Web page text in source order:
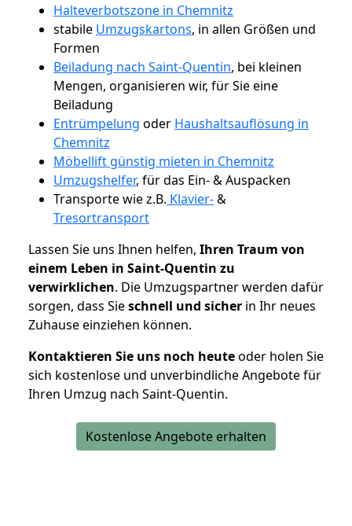
Halteverbotszone in Chemnitz
stabile Umzugskartons, in allen Größen und
Formen
Beiladung nach Saint-Quentin, bei kleinen
Mengen, organisieren wir, für Sie eine
Beiladung
Entrümpelung oder Haushaltsauflösung in
Chemnitz
Möbellift günstig mieten in Chemnitz
Umzugshelfer, für das Ein- & Auspacken
Transporte wie z.B. Klavier-&
Tresortransport
Lassen Sie uns Ihnen helfen, Ihren Traum von
einem Leben in Saint-Quentin zu
verwirklichen. Die Umzugspartner werden dafür
sorgen, dass Sieschnell und sicher in Ihr neues
Zuhause einziehen können.
Kontaktieren Sie uns noch heuteoder holen Sie
sich kostenlose und unverbindliche Angebote für
Ihren Umzug nach Saint-Quentin.
Kostenlose Angebote erhalten